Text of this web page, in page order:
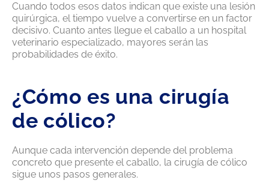
Cuando todos esos datos indican que existe una lesión
quirúrgica, el tiempo vuelve a convertirse en un factor
decisivo. Cuanto antes llegue el caballo a un hospital
veterinario especializado, mayores serán las
probabilidades de éxito.
¿Cómo es una cirugía
de cólico?
Aunque cada intervención depende del problema
concreto que presente el caballo, la cirugía de cólico
sigue unos pasos generales.